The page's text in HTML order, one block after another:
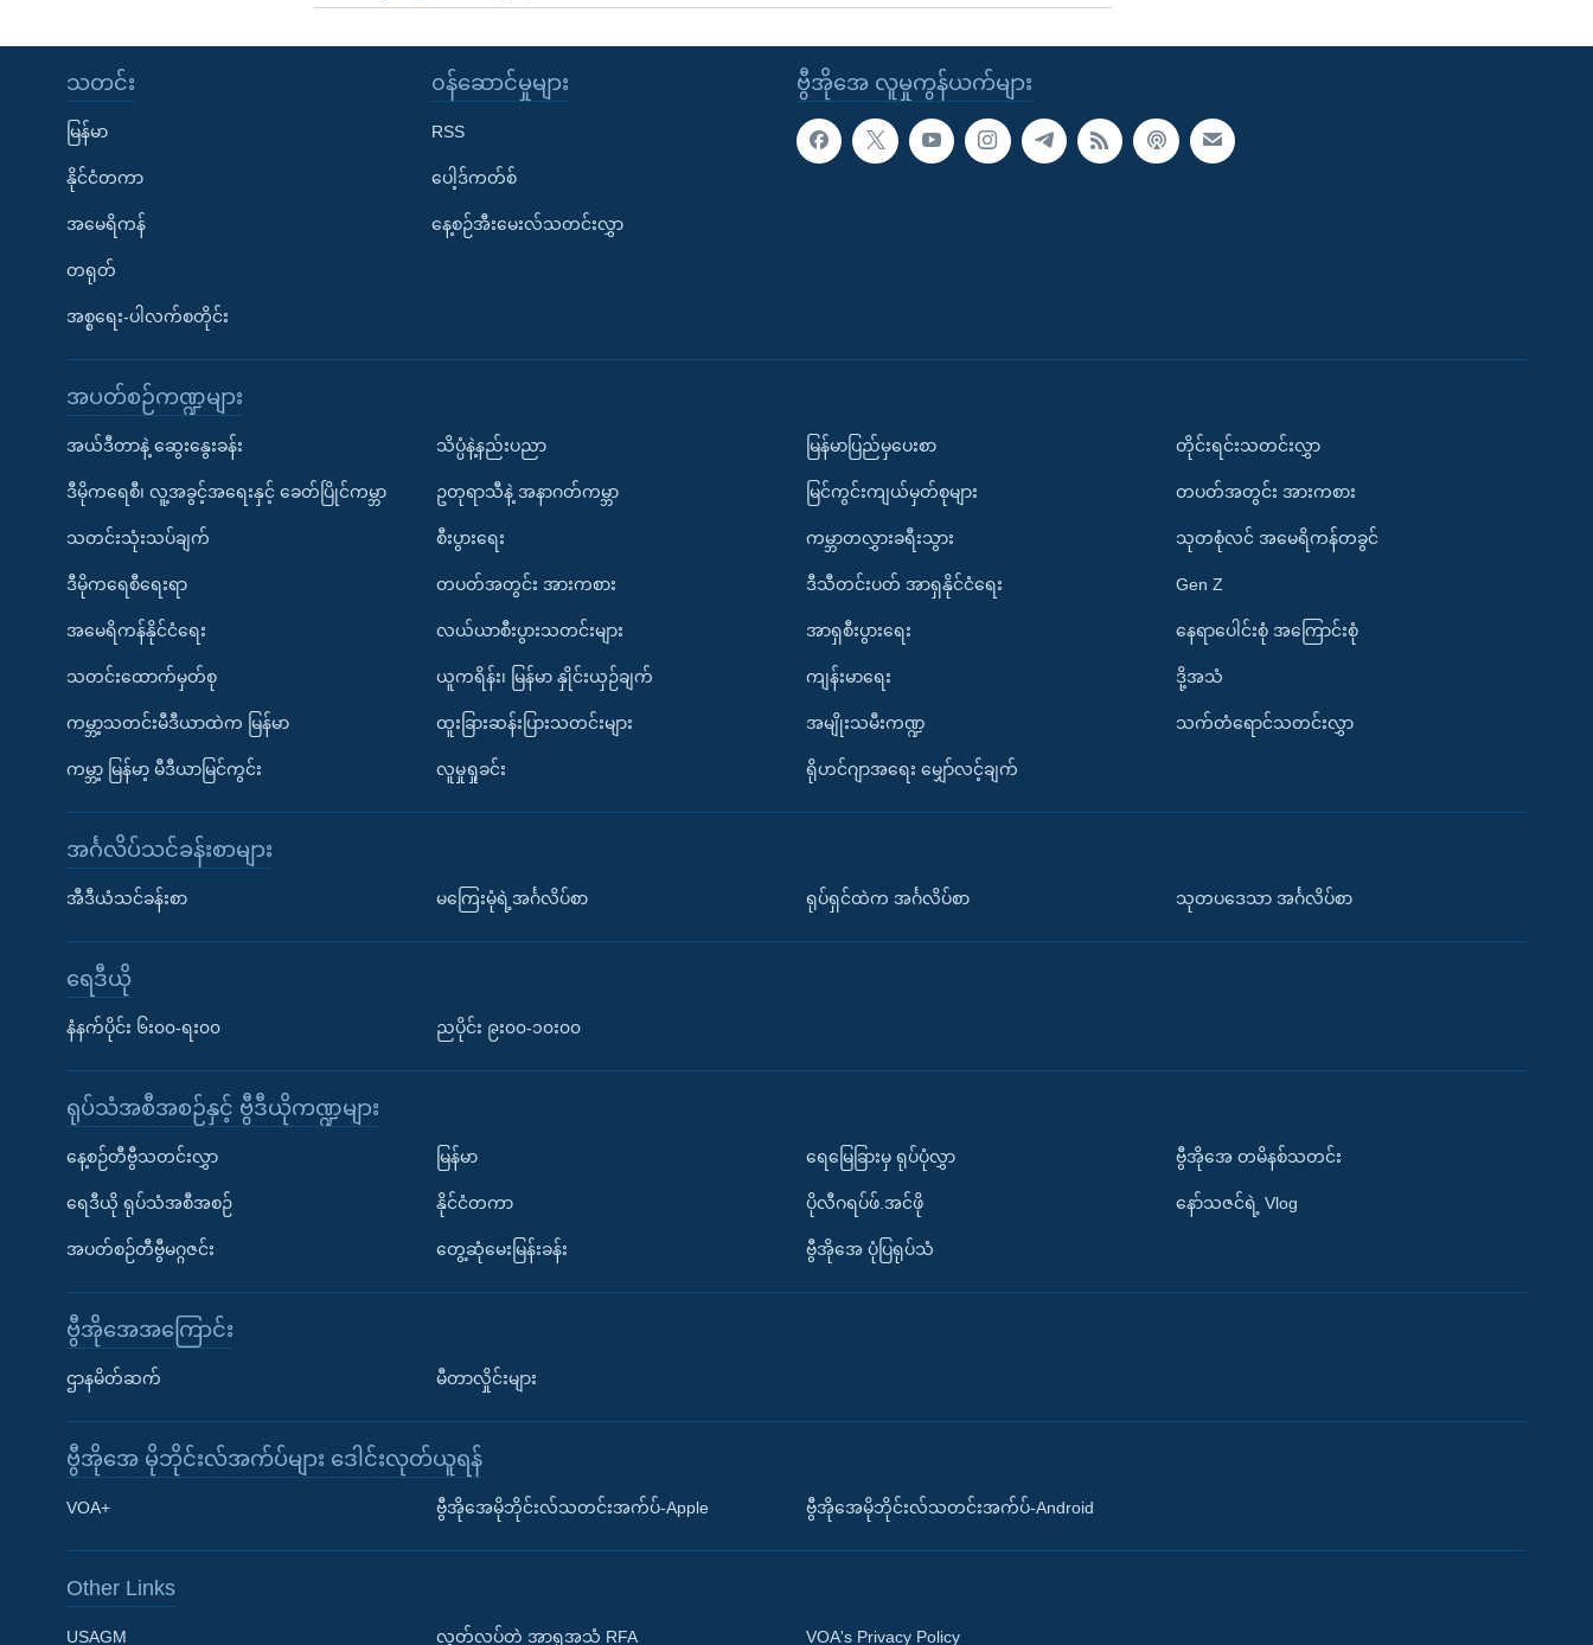
Learning English
ဗွီအိုအေ လူမှုကွန်ယက်များ
သတင်း
မြန်မာ
နိုင်ငံတကာ
အမေရိကန်
တရုတ်
အစ္စရေး-ပါလက်စတိုင်း
၀န်ဆောင်မှုများ
RSS
ပေါ့ဒ်ကတ်စ်
နေ့စဉ်အီးမေးလ်သတင်းလွှာ
အပတ်စဉ်ကဏ္ဍများ
အယ်ဒီတာနဲ့ ဆွေးနွေးခန်း
ဒီမိုကရေစီ၊ လူ့အခွင့်အရေးနှင့် ခေတ်ပြိုင်ကမ္ဘာ
သတင်းသုံးသပ်ချက်
ဒီမိုကရေစီရေးရာ
အမေရိကန်နိုင်ငံရေး
သတင်းထောက်မှတ်စု
ကမ္ဘာ့သတင်းမီဒီယာထဲက မြန်မာ
ကမ္ဘာ့ မြန်မာ့ မီဒီယာမြင်ကွင်း
သိပ္ပံနဲ့နည်းပညာ
ဥတုရာသီနဲ့ အနာဂတ်ကမ္ဘာ
စီးပွားရေး
တပတ်အတွင်း အားကစား
လယ်ယာစီးပွားသတင်းများ
ယူကရိန်း၊ မြန်မာ နှိုင်းယှဉ်ချက်
ထူးခြားဆန်းပြားသတင်းများ
လူမှုရှုခင်း
မြန်မာပြည်မှပေးစာ
မြင်ကွင်းကျယ်မှတ်စုများ
ကမ္ဘာတလွှားခရီးသွား
ဒီသီတင်းပတ် အာရှနိုင်ငံရေး
အာရှစီးပွားရေး
ကျန်းမာရေး
အမျိုးသမီးကဏ္ဍ
ရိုဟင်ဂျာအရေး မျှော်လင့်ချက်
တိုင်းရင်းသတင်းလွှာ
တပတ်အတွင်း အားကစား
သုတစုံလင် အမေရိကန်တခွင်
Gen Z
နေရာပေါင်းစုံ အကြောင်းစုံ
ဒို့အသံ
သက်တံရောင်သတင်းလွှာ
အင်္ဂလိပ်သင်ခန်းစာများ
အီဒီယံသင်ခန်းစာ မကြေးမုံရဲ့အင်္ဂလိပ်စာ ရုပ်ရှင်ထဲက အင်္ဂလိပ်စာ သုတပဒေသာ အင်္ဂလိပ်စာ
ရေဒီယို
နံနက်ပိုင်း ၆း၀၀-ရး၀၀ ညပိုင်း ၉း၀၀-၁၀း၀၀
ရုပ်သံအစီအစဉ်နှင့် ဗွီဒီယိုကဏ္ဍများ
နေ့စဉ်တီဗွီသတင်းလွှာ
ရေဒီယို ရုပ်သံအစီအစဉ်
အပတ်စဉ်တီဗွီမဂ္ဂဇင်း
မြန်မာ
နိုင်ငံတကာ
တွေ့ဆုံမေးမြန်းခန်း
ရေမြေခြားမှ ရုပ်ပုံလွှာ
ပိုလီဂရပ်ဖ်.အင်ဖို
ဗွီအိုအေ ပုံပြရုပ်သံ
ဗွီအိုအေ တမိနစ်သတင်း
နော်သဇင်ရဲ့ Vlog
ဗွီအိုအေအကြောင်း
ဌာနမိတ်ဆက် မီတာလှိုင်းများ
ဗွီအိုအေ မိုဘိုင်းလ်အက်ပ်များ ဒေါင်းလုတ်ယူရန်
VOA+ ဗွီအိုအေမိုဘိုင်းလ်သတင်းအက်ပ်-Apple ဗွီအိုအေမိုဘိုင်းလ်သတင်းအက်ပ်-Android
Other Links
USAGM လွတ်လပ်တဲ့ အာရှအသံ RFA VOA's Privacy Policy